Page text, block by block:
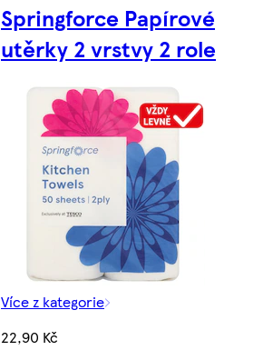
Springforce Papírové
utěrky 2 vrstvy 2 role
Více z kategorie
22,90 Kč